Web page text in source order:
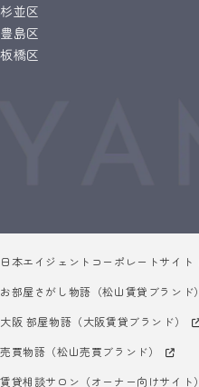
杉並区
豊島区
板橋区
日本エイジェントコーポレートサイト
お部屋さがし物語（松山賃貸ブランド）
大阪 部屋物語（大阪賃貸ブランド）
売買物語（松山売買ブランド）
賃貸相談サロン（オーナー向けサイト）